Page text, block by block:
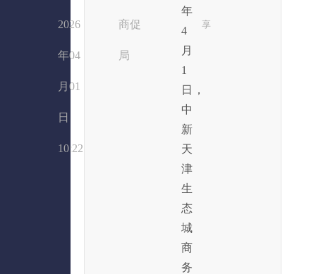
2026
年04
月01
日
10:22
商促
局
享
年
4
月
1
日，
中
新
天
津
生
态
城
商
务